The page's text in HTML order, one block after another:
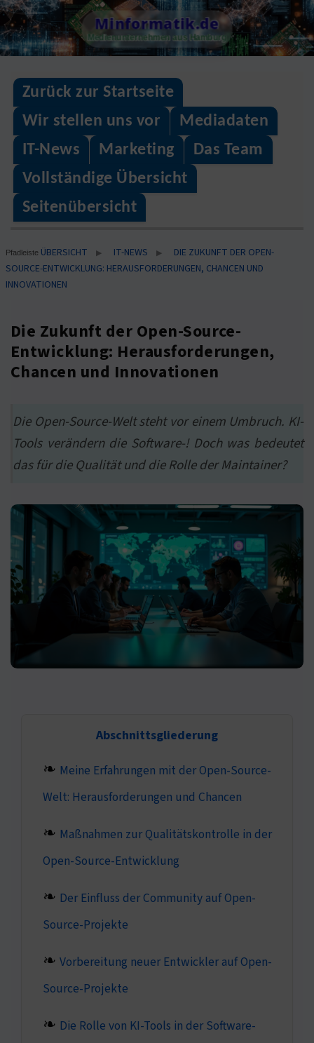
Skip
to
content
Minformatik.de
Medienunternehmen aus Hamburg
Zurück zur Startseite
Wir stellen uns vor
Mediadaten
IT-News
Marketing
Das Team
Vollständige Übersicht
Seitenübersicht
Pfadleiste ÜBERSICHT ▶ IT-NEWS ▶
DIE ZUKUNFT DER OPEN-
SOURCE-ENTWICKLUNG: HERAUSFORDERUNGEN, CHANCEN UND
INNOVATIONEN
Die Zukunft der Open-Source-
Entwicklung: Herausforderungen,
Chancen und Innovationen
Die Open-Source-Welt steht vor einem Umbruch. KI-
Tools verändern die Software-! Doch was bedeutet
das für die Qualität und die Rolle der Maintainer?
Abschnittsgliederung
Meine Erfahrungen mit der Open-Source-
Welt: Herausforderungen und Chancen
Maßnahmen zur Qualitätskontrolle in der
Open-Source-Entwicklung
Der Einfluss der Community auf Open-
Source-Projekte
Vorbereitung neuer Entwickler auf Open-
Source-Projekte
Die Rolle von KI-Tools in der Software-